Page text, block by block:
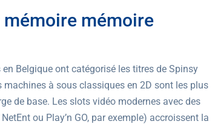
mémoire
Belgique ont catégorisé les titres de Spinsy
à sous classiques en 2D sont les plus
de base. Les slots vidéo modernes avec des
ou Play’n GO, par exemple) accroissent la